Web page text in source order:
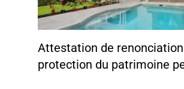
Attestation de
protection du patrimoine